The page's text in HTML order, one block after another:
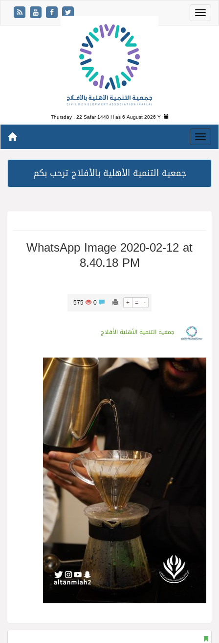
Thursday , 22 Safar 1448 H as6 August 2026 Y
جمعية التنمية الأهلية بالأفلاج ترحب بكم
WhatsApp Image 2020-02-12 at
8.40.18 PM
+ = -
575
جمعية التنمية الأهلية الأفلاج